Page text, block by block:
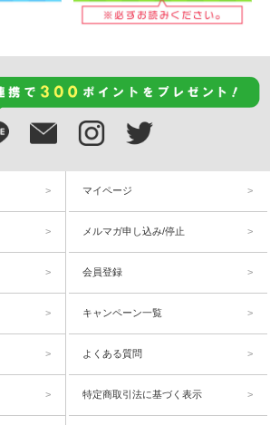
マイページ
メルマガ申し込み/停止
会員登録
キャンペーン一覧
よくある質問
特定商取引法に基づく表示